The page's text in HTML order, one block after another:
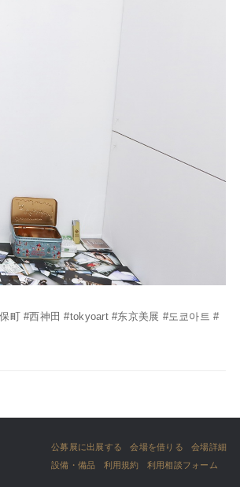
町 #西神田 #tokyoart #东京美展 #도쿄아트 #
公募展に出展する 会場を借りる
会場詳細
設備・備品
利用規約 利用相談フォーム